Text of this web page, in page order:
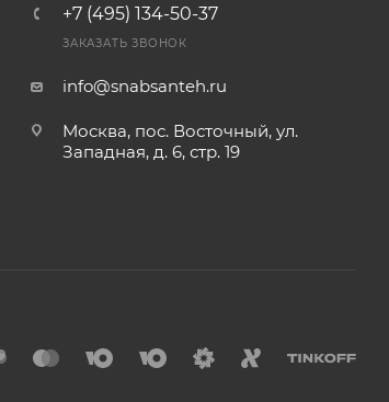
+7 (495) 134-50-37
ЗАКАЗАТЬ ЗВОНОК
info@snabsanteh.ru
Москва, пос. Восточный, ул.
Западная, д. 6, стр. 19